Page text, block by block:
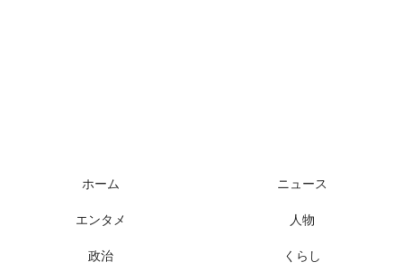
ホーム ニュース
エンタメ 人物
政治 くらし